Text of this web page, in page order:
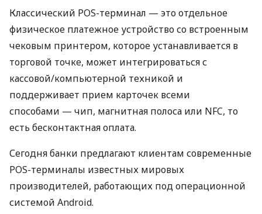
Классический POS-терминал — это отдельное
физическое платежное устройство со встроенным
чековым принтером, которое устанавливается в
торговой точке, может интегрироваться с
кассовой/компьютерной техникой и
поддерживает прием карточек всеми
способами — чип, магнитная полоса или NFC, то
есть бесконтактная оплата.
Сегодня банки предлагают клиентам современные
POS-терминалы известных мировых
производителей, работающих под операционной
системой Android.